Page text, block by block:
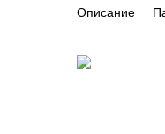
Описание